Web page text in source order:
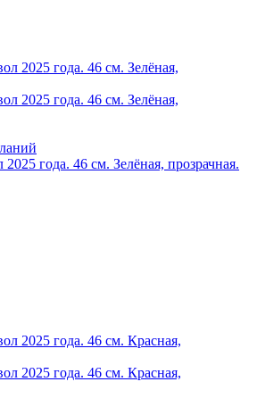
года. 46 см. Зелёная, прозрачная.